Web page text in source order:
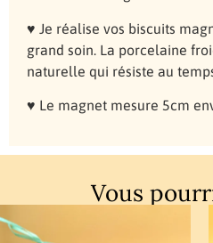
♥ Je réalise vos biscuits
grand soin. La porcelaine
naturelle qui résiste au
♥ Le magnet mesure 5cm
Vous